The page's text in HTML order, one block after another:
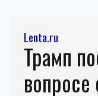
Lenta.ru
Трамп